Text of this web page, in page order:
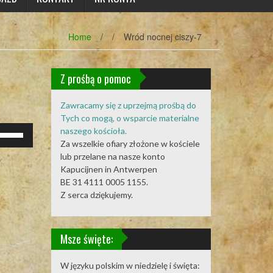
Home / / Wród nocnej ciszy-7
do
Z prośbą o pomoc
Zawracamy się z uprzejmą prośbą do
Tych co mogą, o wsparcie materialne
naszego kościoła.
Za wszelkie ofiary złożone w kościele
lub przelane na nasze konto
Kapucijnen in Antwerpen
BE 31 4111 0005 1155.
Z serca dziękujemy.
Msze święte:
W języku polskim w niedzielę i święta: